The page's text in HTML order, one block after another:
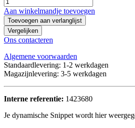
Aan winkelmandje toevoegen
Toevoegen aan verlanglijst
Vergelijken
Ons contacteren
Algemene voorwaarden
Standaardlevering: 1-2 werkdagen
Magazijnlevering: 3-5 werkdagen
Interne referentie: 1423680
Je dynamische Snippet wordt hier